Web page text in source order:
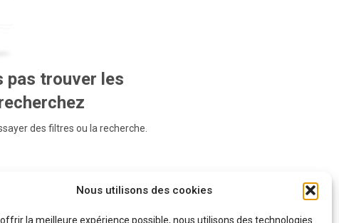
Nous utilisons des cookies
la meilleure expérience possible, nous utilisons des technologies
pas trouver les
des filtres ou la recherche.